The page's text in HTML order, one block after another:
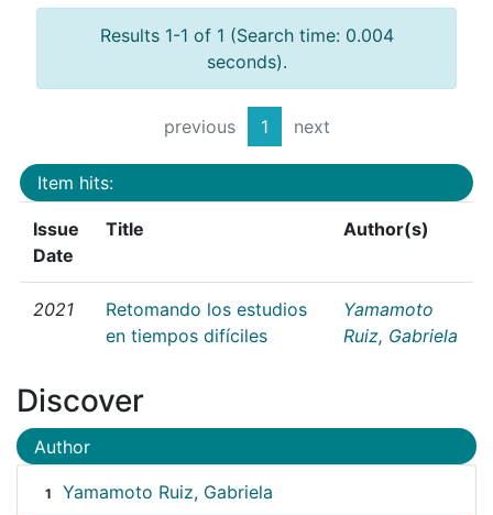
Results 1-1 of 1 (Search time: 0.004
seconds).
previous 1 next
Item hits:
Issue
Date
Title Author(s)
2021
Retomando los estudios
en tiempos difíciles
Yamamoto
Ruiz, Gabriela
Discover
Author
1 Yamamoto Ruiz, Gabriela